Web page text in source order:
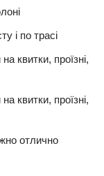
і по трасі
квитки, проїзні,
квитки, проїзні,
отлично